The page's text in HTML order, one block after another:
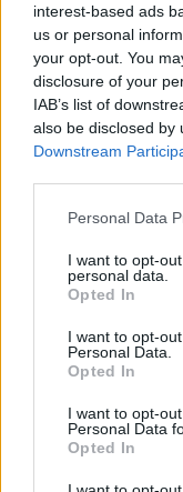
interest-based ads
us or personal
your opt-out. You
disclosure of your
IAB’s list of
also be disclosed by
Downstream
Please note that
not limited to your
grant or deny
use your data for
consent section.
Personal Data
I want to opt-
personal data.
Opted In
I want to opt-
Personal Data.
Opted In
I want to opt-
Personal Data
Opted In
5
Precedente
Social, di
Dal calcio a
l’indagine
svela gli